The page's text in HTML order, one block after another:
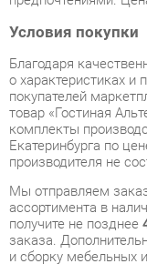
Благодаря
о характеристиках и
покупателей
товар «Гостиная
комплекты
Екатеринбурга по
производителя не
Мы отправляем
ассортимента в
получите не позднее
и сборку мебельных
Срок доставки в
на складах
Уточнить наличие,